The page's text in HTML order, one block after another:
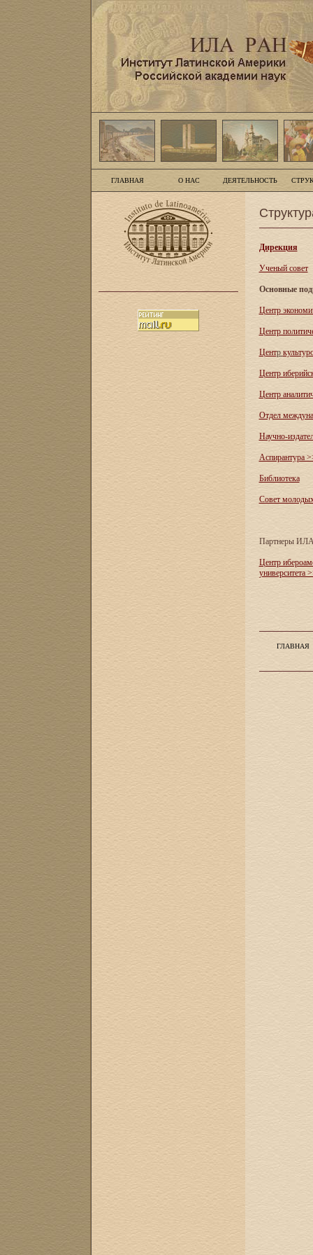
ГЛАВНАЯ О НАС ДЕЯТЕЛЬНОСТЬ
Дирекция
Ученый совет
Основные
Центр
Центр
Центр
Центр
Центр
Отдел
Научно-
Аспирантура
Библиотека
Совет
Партнеры
Центр
университета
ГЛАВНАЯ